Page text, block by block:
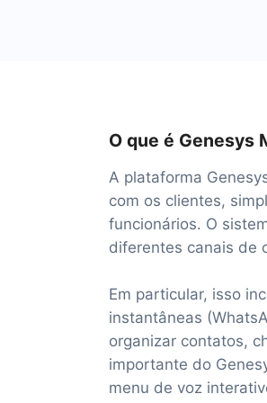
O que é Genesys
A plataforma
com os clientes,
funcionários. O
diferentes canais de
Em particular, isso
instantâneas
organizar contatos,
importante do
menu de voz